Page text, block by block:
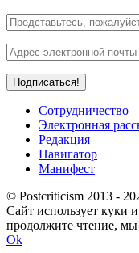
Сотрудничество
Электронная
Редакция
Навигатор
Манифест
© Postcriticism 2013 -
Сайт использует куки
продолжите чтение, мы
Ok